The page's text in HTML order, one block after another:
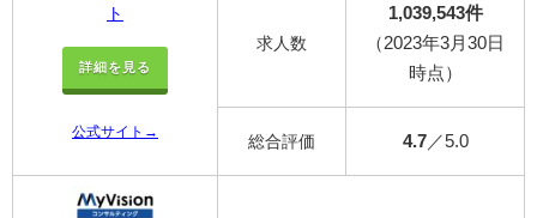
ト
詳細を見る
公式サイト→
求人数
1,039,543件
（2023年3月30日
時点）
総合評価 4.7／5.0